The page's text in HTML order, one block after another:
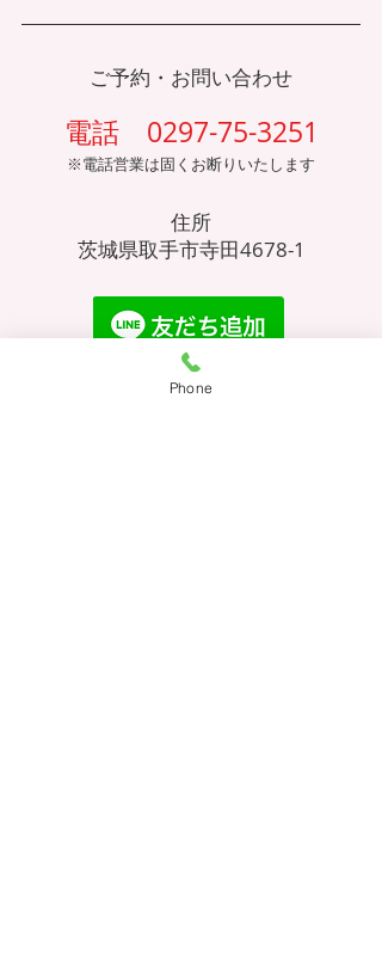
ご予約・お問い合わせ
電話 0297-75-3251
※電話営業は固くお断りいたします
住所
​茨城県取手市寺田4678-1
上のアイコンタップで、友だち追
Phone